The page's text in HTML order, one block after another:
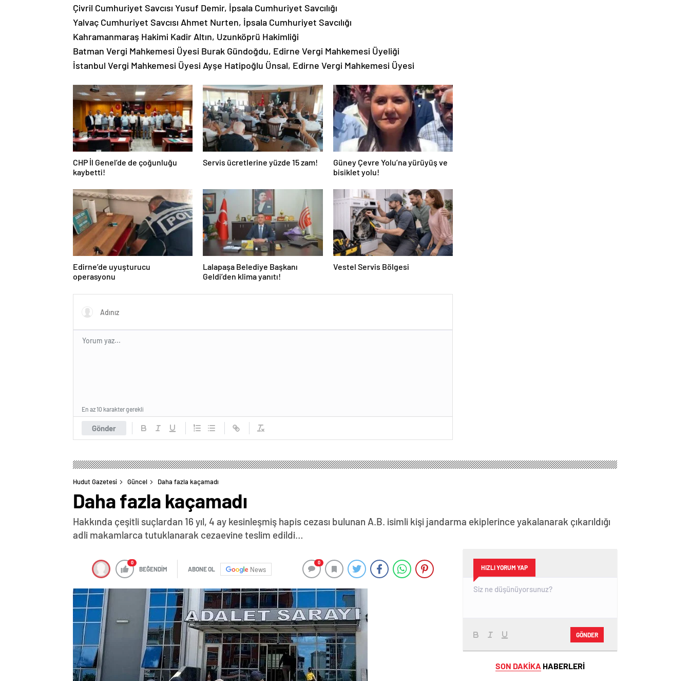
Çivril Cumhuriyet Savcısı Yusuf Demir, İpsala Cumhuriyet Savcılığı
Yalvaç Cumhuriyet Savcısı Ahmet Nurten, İpsala Cumhuriyet Savcılığı
Kahramanmaraş Hakimi Kadir Altın, Uzunköprü Hakimliği
Batman Vergi Mahkemesi Üyesi Burak Gündoğdu, Edirne Vergi Mahkemesi Üyeliği
İstanbul Vergi Mahkemesi Üyesi Ayşe Hatipoğlu Ünsal, Edirne Vergi Mahkemesi Üyesi
CHP İl Genel’de de çoğunluğu
kaybetti!
Servis ücretlerine yüzde 15 zam!
Güney Çevre Yolu’na yürüyüş ve
bisiklet yolu!
Edirne’de uyuşturucu
operasyonu
Lalapaşa Belediye Başkanı
Geldi’den klima yanıtı!
Vestel Servis Bölgesi
Gönder
En az 10 karakter gerekli
Hudut Gazetesi Güncel Daha fazla kaçamadı
Daha fazla kaçamadı
Hakkında çeşitli suçlardan 16 yıl, 4 ay kesinleşmiş hapis cezası bulunan A.B. isimli kişi jandarma ekiplerince yakalanarak çıkarıldığı
adli makamlarca tutuklanarak cezaevine teslim edildi…
0
BEĞENDİM ABONE OL News
0
HIZLI YORUM YAP
GÖNDER
SON DAKİKA HABERLERİ